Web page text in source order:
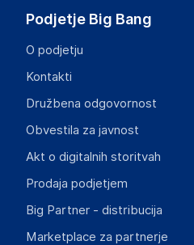
customer-
Gospodarski subjekt s
Goldsteinstrasse 235, D-
Germany
Slike o varnosti izdelka
Slike o varnosti izdelka
Podjetje Big Bang
O podjetju
Kontakti
Družbena odgovornost
Obvestila za javnost
Akt o digitalnih storitvah
Prodaja podjetjem
Big Partner - distribucija
Marketplace za partnerje